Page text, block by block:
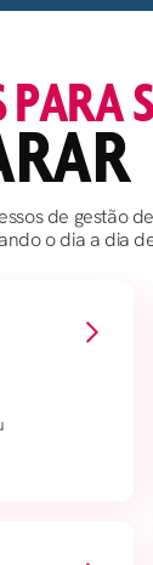
PARA
de gestão
o dia a dia